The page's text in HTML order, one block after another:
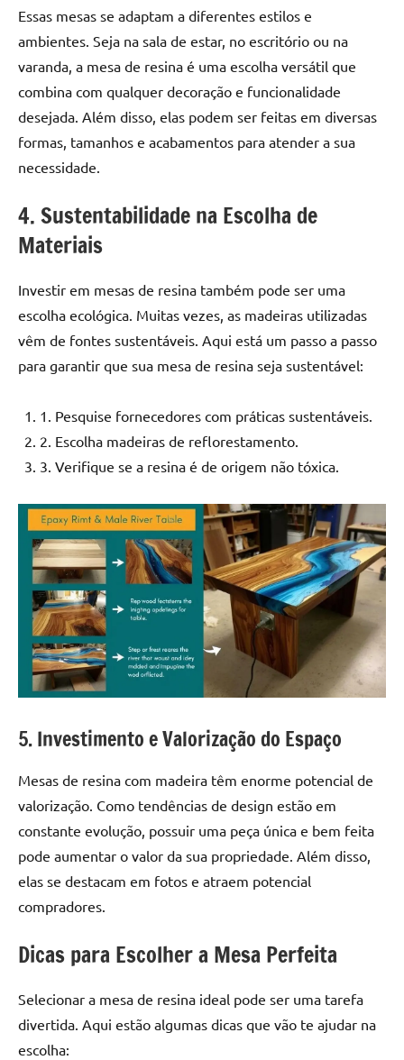
de
alta
qualidade,
como
as
populares
Tables
e
mesas
tampinhas
resinadas.
Essas mesas se adaptam a diferentes estilos e
ambientes. Seja na sala de estar, no escritório ou na
varanda, a mesa de resina é uma escolha versátil que
combina com qualquer decoração e funcionalidade
desejada. Além disso, elas podem ser feitas em diversas
formas, tamanhos e acabamentos para atender a sua
necessidade.
4. Sustentabilidade na Escolha de
Materiais
Investir em mesas de resina também pode ser uma
escolha ecológica. Muitas vezes, as madeiras utilizadas
vêm de fontes sustentáveis. Aqui está um passo a passo
para garantir que sua mesa de resina seja sustentável:
1. Pesquise fornecedores com práticas sustentáveis.
2. Escolha madeiras de reflorestamento.
3. Verifique se a resina é de origem não tóxica.
5. Investimento e Valorização do Espaço
Mesas de resina com madeira têm enorme potencial de
valorização. Como tendências de design estão em
constante evolução, possuir uma peça única e bem feita
pode aumentar o valor da sua propriedade. Além disso,
elas se destacam em fotos e atraem potencial
compradores.
Dicas para Escolher a Mesa Perfeita
Selecionar a mesa de resina ideal pode ser uma tarefa
divertida. Aqui estão algumas dicas que vão te ajudar na
escolha: